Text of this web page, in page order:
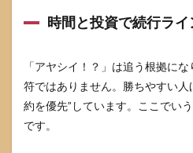
時間と投資で続行ラ
「アヤシイ！？」は追う根拠に
符ではありません。勝ちやすい
約を優先”しています。ここでい
です。